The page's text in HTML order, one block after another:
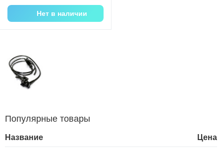
Нет в наличии
Популярные товары
Название Цена